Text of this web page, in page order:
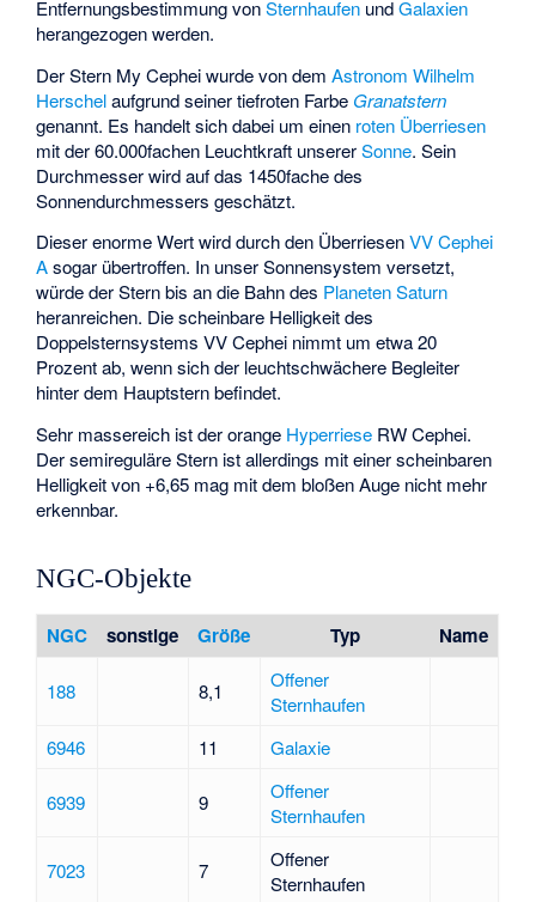
Entfernungsbestimmung vonSternhaufen undGalaxien
herangezogen werden.
Der Stern My Cepheiwurde von demAstronom Wilhelm
Herschelaufgrund seiner tiefroten Farbe Granatstern
genannt. Es handelt sich dabei um einen roten Überriesen
mit der 60.000fachen Leuchtkraft unsererSonne. Sein
Durchmesser wird auf das 1450fache des
Sonnendurchmessers geschätzt.
Dieser enorme Wert wird durch den ÜberriesenVV Cephei
Asogar übertroffen. In unser Sonnensystem versetzt,
würde der Stern bis an die Bahn des Planeten Saturn
heranreichen. Die scheinbare Helligkeit des
Doppelsternsystems VV Cephei nimmt um etwa 20
Prozent ab, wenn sich der leuchtschwächere Begleiter
hinter dem Hauptstern befindet.
Sehr massereich ist der orange Hyperriese RW Cephei.
Der semireguläre Stern ist allerdings mit einer scheinbaren
Helligkeit von +6,65 mag mit dem bloßen Auge nicht mehr
erkennbar.
NGC-Objekte
NGC sonstige Größe Typ Name
188 8,1
Offener
Sternhaufen
6946
11 Galaxie
6939 9
Offener
Sternhaufen
7023 7
Offener
Sternhaufen